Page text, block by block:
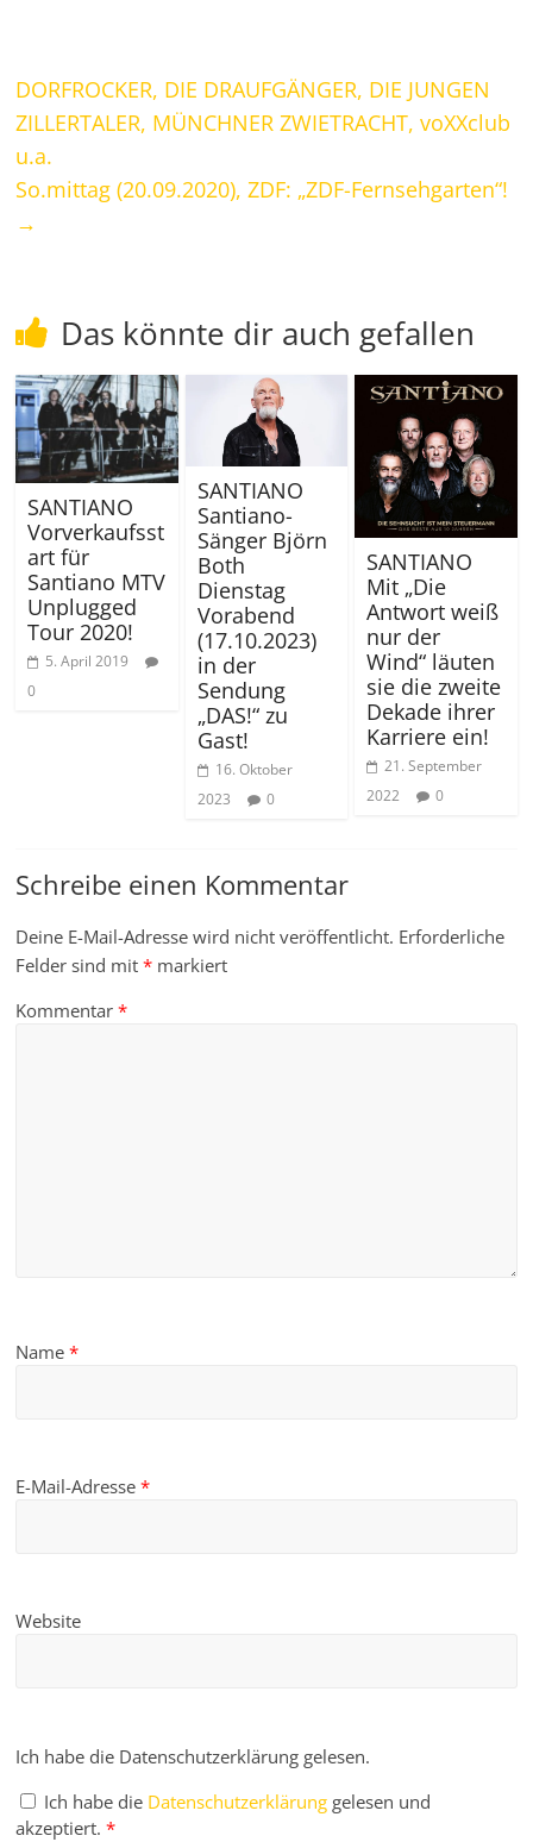
DORFROCKER, DIE DRAUFGÄNGER, DIE JUNGEN
ZILLERTALER, MÜNCHNER ZWIETRACHT, voXXclub
u.a.
So.mittag (20.09.2020), ZDF: „ZDF-Fernsehgarten“!
→
Das könnte dir auch gefallen
SANTIANO
Vorverkaufsst
art für
Santiano MTV
Unplugged
Tour 2020!
5. April 2019
0
SANTIANO
Santiano-
Sänger Björn
Both
Dienstag
Vorabend
(17.10.2023)
in der
Sendung
„DAS!“ zu
Gast!
16. Oktober
2023
0
SANTIANO
Mit „Die
Antwort weiß
nur der
Wind“ läuten
sie die zweite
Dekade ihrer
Karriere ein!
21. September
2022
0
Schreibe einen Kommentar
Deine E-Mail-Adresse wird nicht veröffentlicht. Erforderliche
Felder sind mit* markiert
Kommentar*
Name*
E-Mail-Adresse*
Website
Ich habe die Datenschutzerklärung gelesen.
Ich habe die Datenschutzerklärung gelesen und
akzeptiert. *